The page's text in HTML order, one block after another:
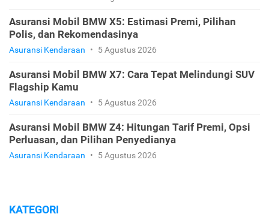
Asuransi Mobil BMW X5: Estimasi Premi, Pilihan
Polis, dan Rekomendasinya
Asuransi Kendaraan • 5 Agustus 2026
Asuransi Mobil BMW X7: Cara Tepat Melindungi SUV
Flagship Kamu
Asuransi Kendaraan • 5 Agustus 2026
Asuransi Mobil BMW Z4: Hitungan Tarif Premi, Opsi
Perluasan, dan Pilihan Penyedianya
Asuransi Kendaraan • 5 Agustus 2026
KATEGORI